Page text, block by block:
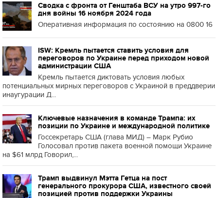
Сводка с фронта от Генштаба ВСУ на утро 997-го
дня войны 16 ноября 2024 года
Оперативная информация по состоянию на 0800 16
ISW: Кремль пытается ставить условия для
переговоров по Украине перед приходом новой
администрации США
Кремль пытается диктовать условия любых
потенциальных мирных переговоров с Украиной в преддверии
инаугурации Д...
Ключевые назначения в команде Трампа: их
позиции по Украине и международной политике
Госсекретарь США (глава МИД) – Марк Рубио
Голосовал против пакета военной помощи Украине
на $61 млрд Говорил,...
Трамп выдвинул Мэтта Гетца на пост
генерального прокурора США, известного своей
позицией против поддержки Украины